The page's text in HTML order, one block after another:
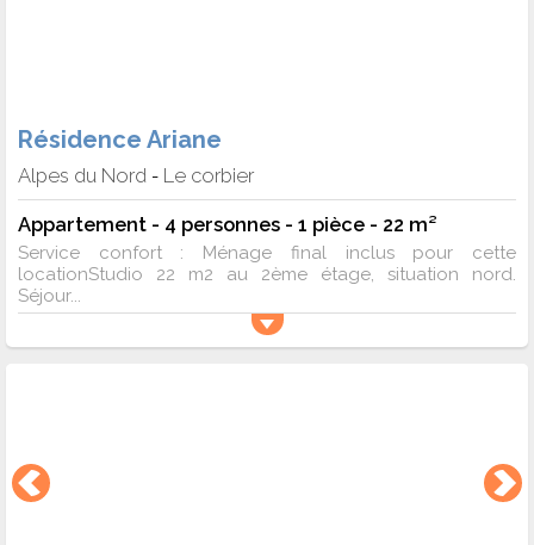
Résidence Ariane
Alpes du Nord - Le corbier
Appartement - 4 personnes - 1 pièce - 22 m²
Service confort : Ménage final inclus pour cette
locationStudio 22 m2 au 2ème étage, situation nord.
Séjour...